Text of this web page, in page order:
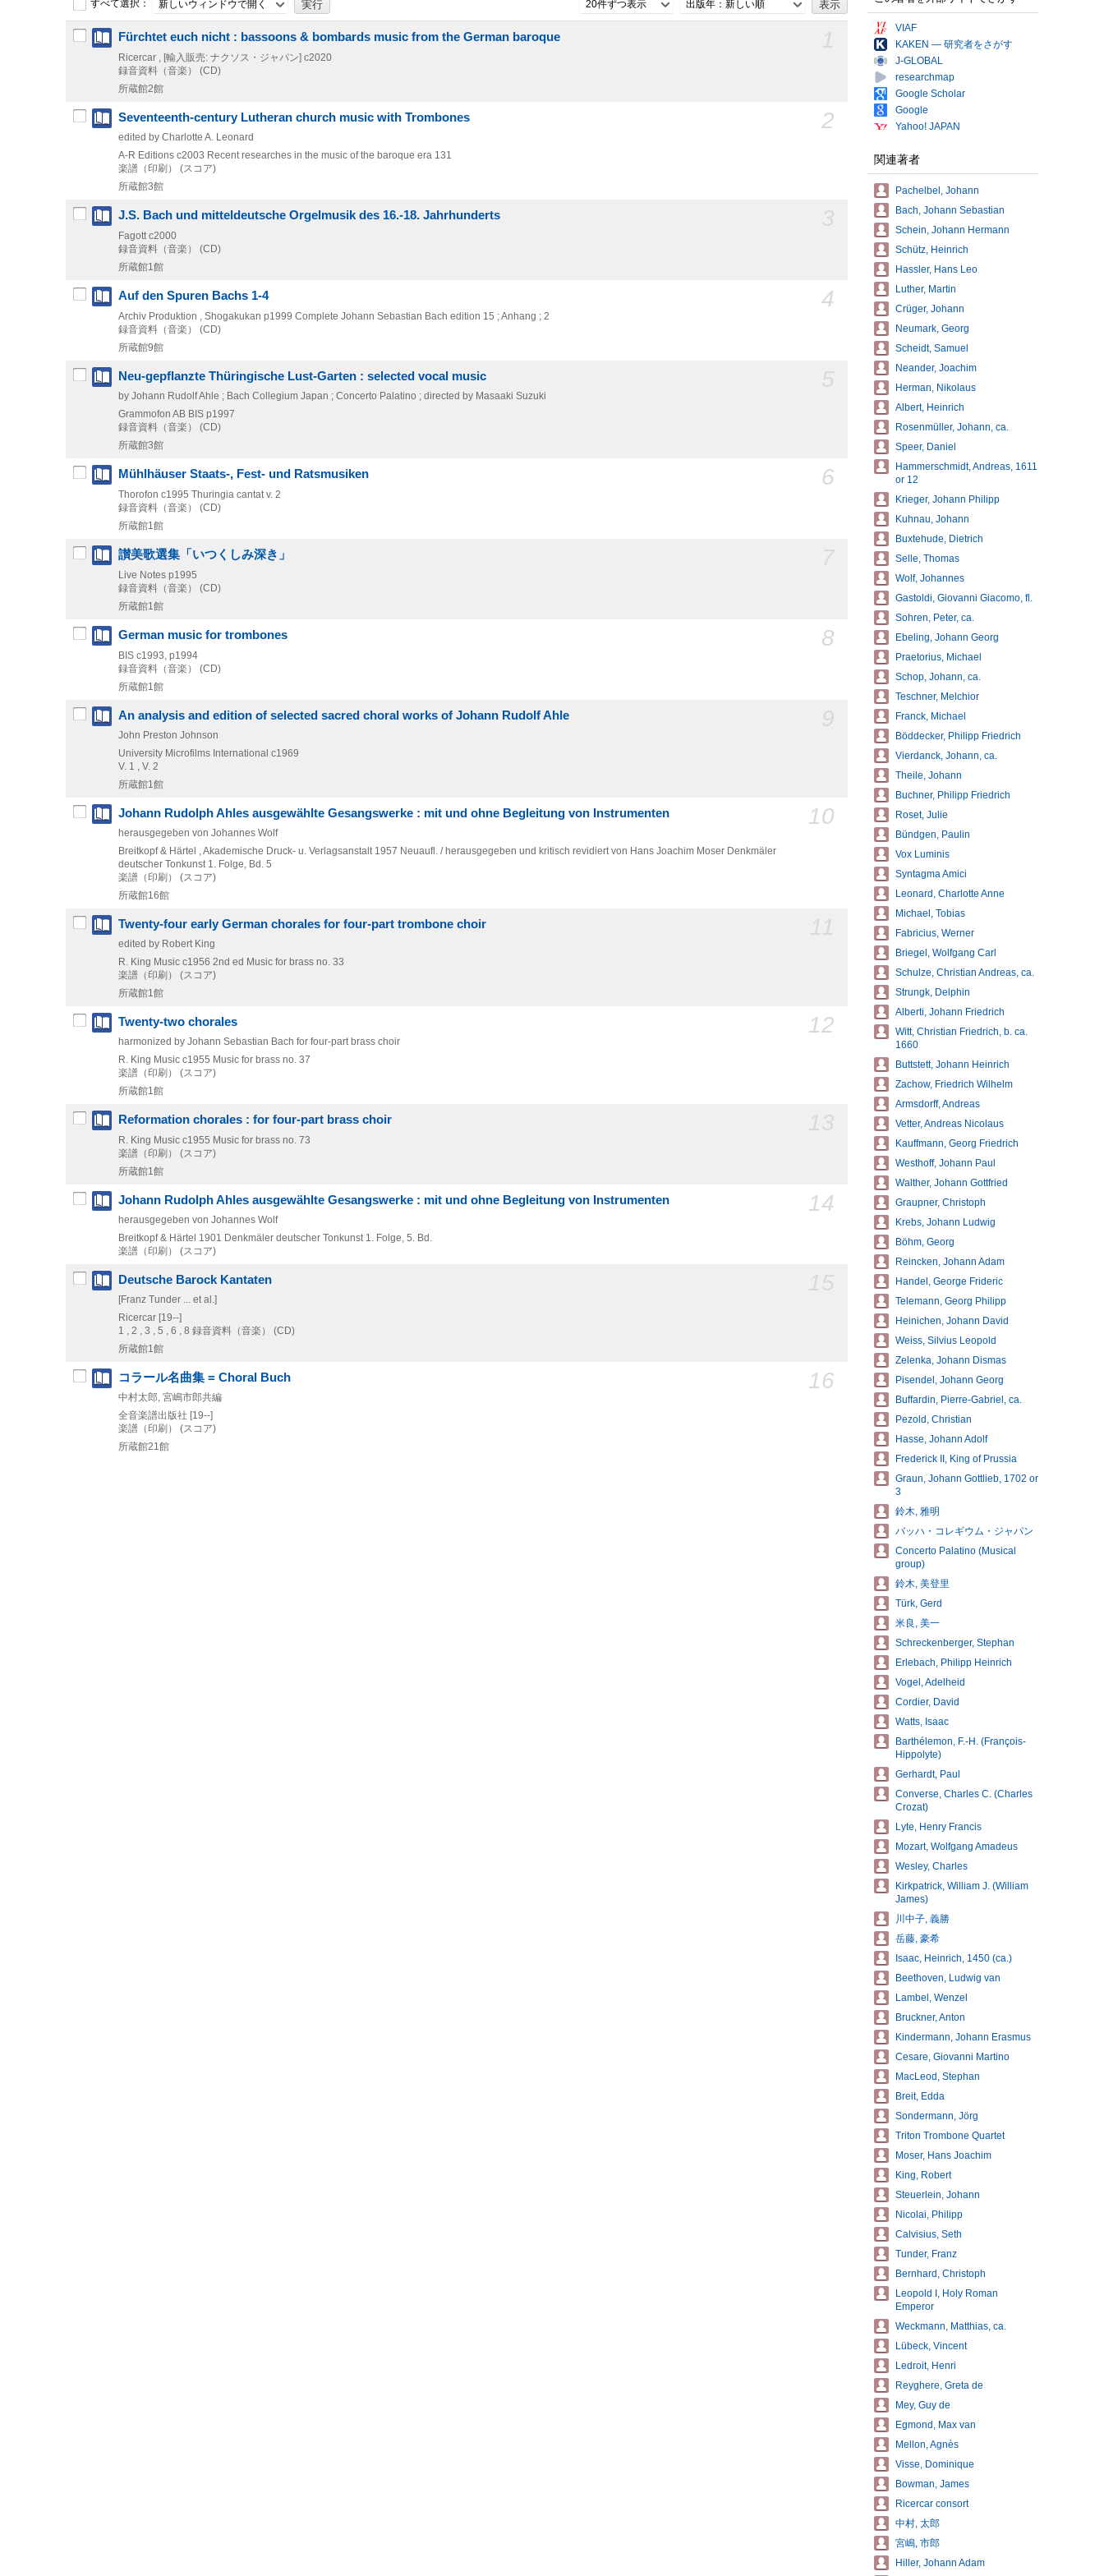
すべて選択： 新しいウィンドウで開く 20件ずつ表示 出版年：新しい順
Fürchtet euch nicht : bassoons & bombards music from the German baroque
Ricercar , [輸入販売: ナクソス・ジャパン] c2020
録音資料（音楽） (CD)
所蔵館2館
2
Seventeenth-century Lutheran church music with Trombones
edited by Charlotte A. Leonard
A-R Editions c2003 Recent researches in the music of the baroque era 131
楽譜（印刷） (スコア)
所蔵館3館
J.S. Bach und mitteldeutsche Orgelmusik des 16.-18. Jahrhunderts
Fagott c2000
録音資料（音楽） (CD)
所蔵館1館
4
Auf den Spuren Bachs 1-4
Archiv Produktion , Shogakukan p1999 Complete Johann Sebastian Bach edition 15 ; Anhang ; 2
録音資料（音楽） (CD)
所蔵館9館
Neu-gepflanzte Thüringische Lust-Garten : selected vocal music
by Johann Rudolf Ahle ; Bach Collegium Japan ; Concerto Palatino ; directed by Masaaki Suzuki
Grammofon AB BIS p1997
録音資料（音楽） (CD)
所蔵館3館
6
Mühlhäuser Staats-, Fest- und Ratsmusiken
Thorofon c1995 Thuringia cantat v. 2
録音資料（音楽） (CD)
所蔵館1館
讃美歌選集「いつくしみ深き」
Live Notes p1995
録音資料（音楽） (CD)
所蔵館1館
8
German music for trombones
BIS c1993, p1994
録音資料（音楽） (CD)
所蔵館1館
An analysis and edition of selected sacred choral works of Johann Rudolf Ahle
John Preston Johnson
University Microfilms International c1969
V. 1 , V. 2
所蔵館1館
10
Johann Rudolph Ahles ausgewählte Gesangswerke : mit und ohne Begleitung von Instrumenten
herausgegeben von Johannes Wolf
Breitkopf & Härtel , Akademische Druck- u. Verlagsanstalt 1957 Neuaufl. / herausgegeben und kritisch revidiert von Hans Joachim Moser Denkmäler
deutscher Tonkunst 1. Folge, Bd. 5
楽譜（印刷） (スコア)
所蔵館16館
Twenty-four early German chorales for four-part trombone choir
edited by Robert King
R. King Music c1956 2nd ed Music for brass no. 33
楽譜（印刷） (スコア)
所蔵館1館
12
Twenty-two chorales
harmonized by Johann Sebastian Bach for four-part brass choir
R. King Music c1955 Music for brass no. 37
楽譜（印刷） (スコア)
所蔵館1館
Reformation chorales : for four-part brass choir
R. King Music c1955 Music for brass no. 73
楽譜（印刷） (スコア)
所蔵館1館
14
Johann Rudolph Ahles ausgewählte Gesangswerke : mit und ohne Begleitung von Instrumenten
herausgegeben von Johannes Wolf
Breitkopf & Härtel 1901 Denkmäler deutscher Tonkunst 1. Folge, 5. Bd.
楽譜（印刷） (スコア)
Deutsche Barock Kantaten
[Franz Tunder ... et al.]
Ricercar [19--]
1 , 2 , 3 , 5 , 6 , 8 録音資料（音楽） (CD)
所蔵館1館
16
コラール名曲集 = Choral Buch
中村太郎, 宮嶋市郎共編
全音楽譜出版社 [19--]
楽譜（印刷） (スコア)
所蔵館21館
VIAF
KAKEN — 研究者をさがす
J-GLOBAL
researchmap
Google Scholar
Google
Yahoo! JAPAN
関連著者
Pachelbel, Johann
Bach, Johann Sebastian
Schein, Johann Hermann
Schütz, Heinrich
Hassler, Hans Leo
Luther, Martin
Crüger, Johann
Neumark, Georg
Scheidt, Samuel
Neander, Joachim
Herman, Nikolaus
Albert, Heinrich
Rosenmüller, Johann, ca.
Speer, Daniel
Hammerschmidt, Andreas, 1611
or 12
Krieger, Johann Philipp
Kuhnau, Johann
Buxtehude, Dietrich
Selle, Thomas
Wolf, Johannes
Gastoldi, Giovanni Giacomo, fl.
Sohren, Peter, ca.
Ebeling, Johann Georg
Praetorius, Michael
Schop, Johann, ca.
Teschner, Melchior
Franck, Michael
Böddecker, Philipp Friedrich
Vierdanck, Johann, ca.
Theile, Johann
Buchner, Philipp Friedrich
Roset, Julie
Bündgen, Paulin
Vox Luminis
Syntagma Amici
Leonard, Charlotte Anne
Michael, Tobias
Fabricius, Werner
Briegel, Wolfgang Carl
Schulze, Christian Andreas, ca.
Strungk, Delphin
Alberti, Johann Friedrich
Witt, Christian Friedrich, b. ca.
1660
Buttstett, Johann Heinrich
Zachow, Friedrich Wilhelm
Armsdorff, Andreas
Vetter, Andreas Nicolaus
Kauffmann, Georg Friedrich
Westhoff, Johann Paul
Walther, Johann Gottfried
Graupner, Christoph
Krebs, Johann Ludwig
Böhm, Georg
Reincken, Johann Adam
Handel, George Frideric
Telemann, Georg Philipp
Heinichen, Johann David
Weiss, Silvius Leopold
Zelenka, Johann Dismas
Pisendel, Johann Georg
Buffardin, Pierre-Gabriel, ca.
Pezold, Christian
Hasse, Johann Adolf
Frederick II, King of Prussia
Graun, Johann Gottlieb, 1702 or
3
鈴木, 雅明
バッハ・コレギウム・ジャパン
Concerto Palatino (Musical
group)
鈴木, 美登里
Türk, Gerd
米良, 美一
Schreckenberger, Stephan
Erlebach, Philipp Heinrich
Vogel, Adelheid
Cordier, David
Watts, Isaac
Barthélemon, F.-H. (François-
Hippolyte)
Gerhardt, Paul
Converse, Charles C. (Charles
Crozat)
Lyte, Henry Francis
Mozart, Wolfgang Amadeus
Wesley, Charles
Kirkpatrick, William J. (William
James)
川中子, 義勝
岳藤, 豪希
Isaac, Heinrich, 1450 (ca.)
Beethoven, Ludwig van
Lambel, Wenzel
Bruckner, Anton
Kindermann, Johann Erasmus
Cesare, Giovanni Martino
MacLeod, Stephan
Breit, Edda
Sondermann, Jörg
Triton Trombone Quartet
Moser, Hans Joachim
King, Robert
Steuerlein, Johann
Nicolai, Philipp
Calvisius, Seth
Tunder, Franz
Bernhard, Christoph
Leopold I, Holy Roman
Emperor
Weckmann, Matthias, ca.
Lübeck, Vincent
Ledroit, Henri
Reyghere, Greta de
Mey, Guy de
Egmond, Max van
Mellon, Agnès
Visse, Dominique
Bowman, James
Ricercar consort
中村, 太郎
宮嶋, 市郎
Hiller, Johann Adam